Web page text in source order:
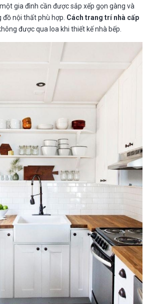
gia đình cần được sắp xếp gọn gàng và
nội thất phù hợp. Cách trang trí nhà cấp
được qua loa khi thiết kế nhà bếp.